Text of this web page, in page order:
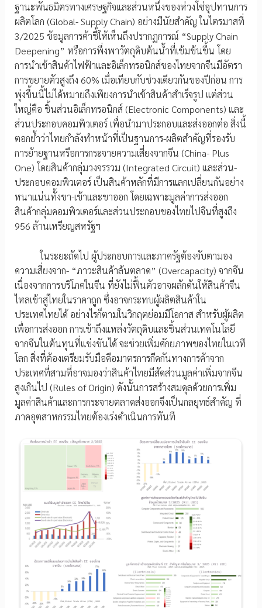
ฐานะพันธมิตรทางเศรษฐกิจและส่วนหนึ่งของห่วงโซ่อุปทานการ
ผลิตโลก (Global- Supply Chain) อย่างมีนัยสำคัญ ในไตรมาสที่
3/2025 ข้อมูลการค้าชี้ให้เห็นถึงปรากฏการณ์ “Supply Chain
Deepening” หรือการพึ่งพาวัตถุดิบต้นน้ำที่เข้มข้นขึ้น โดย
การนำเข้าสินค้าไฟฟ้าและอิเล็กทรอนิกส์ของไทยจากจีนมีอัตรา
การขยายตัวสูงถึง 60% เมื่อเทียบกับช่วงเดียวกันของปีก่อน การ
พุ่งขึ้นนี้ไม่ได้หมายถึงเพียงการนำเข้าสินค้าสำเร็จรูป แต่ส่วน
ใหญ่คือ ชิ้นส่วนอิเล็กทรอนิกส์ (Electronic Components) และ
ส่วนประกอบคอมพิวเตอร์ เพื่อนำมาประกอบและส่งออกต่อ สิ่งนี้
ตอกย้ำว่าไทยกำลังทำหน้าที่เป็นฐานการ-ผลิตสำคัญที่รองรับ
การย้ายฐานหรือการกระจายความเสี่ยงจากจีน (China- Plus
One) โดยสินค้ากลุ่มวงจรรวม (Integrated Circuit) และส่วน-
ประกอบคอมพิวเตอร์ เป็นสินค้าหลักที่มีการแลกเปลี่ยนกันอย่าง
หนาแน่นทั้งขา-เข้าและขาออก โดยเฉพาะมูลค่าการส่งออก
สินค้ากลุ่มคอมพิวเตอร์และส่วนประกอบของไทยไปจีนที่สูงถึง
956 ล้านเหรียญสหรัฐฯ
ในระยะถัดไป ผู้ประกอบการและภาครัฐต้องจับตามอง
ความเสี่ยงจาก- “ภาวะสินค้าล้นตลาด” (Overcapacity) จากจีน
เนื่องจากการบริโภคในจีน ที่ยังไม่ฟื้นตัวอาจผลักดันให้สินค้าจีน
ไหลเข้าสู่ไทยในราคาถูก ซึ่งอาจกระทบผู้ผลิตสินค้าใน
ประเทศไทยได้ อย่างไรก็ตามในวิกฤตย่อมมีโอกาส สำหรับผู้ผลิต
เพื่อการส่งออก การเข้าถึงแหล่งวัตถุดิบและชิ้นส่วนเทคโนโลยี
จากจีนในต้นทุนที่แข่งขันได้ จะช่วยเพิ่มศักยภาพของไทยในเวที
โลก สิ่งที่ต้องเตรียมรับมือคือมาตรการกีดกันทางการค้าจาก
ประเทศที่สามที่อาจมองว่าสินค้าไทยมีสัดส่วนมูลค่าเพิ่มจากจีน
สูงเกินไป (Rules of Origin) ดังนั้นการสร้างสมดุลด้วยการเพิ่ม
มูลค่าสินค้าและการกระจายตลาดส่งออกจึงเป็นกลยุทธ์สำคัญ ที่
ภาคอุตสาหกรรมไทยต้องเร่งดำเนินการทันที